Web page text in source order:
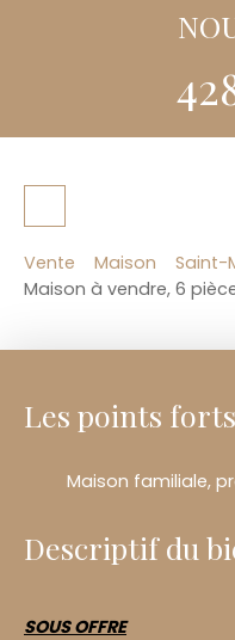
Vente Maison
Saint-
Maison à vendre, 6
Les points forts
Maison familiale,
Descriptif du
SOUS OFFRE